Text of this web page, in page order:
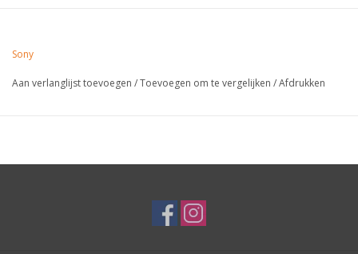
Sony
Aan verlanglijst toevoegen /Toevoegen om te vergelijken /Afdrukken